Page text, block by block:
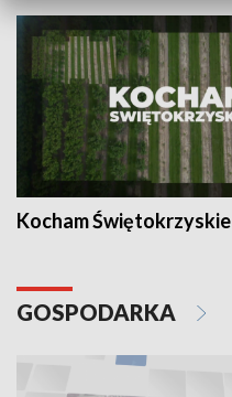
Kocham Świętokrzyskie
GOSPODARKA